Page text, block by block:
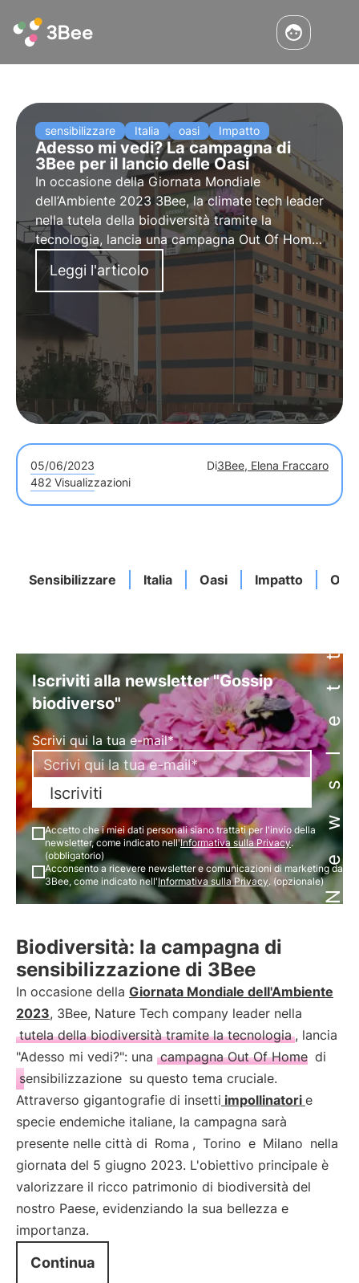
sensibilizzare Italia oasi Impatto
Adesso mi vedi? La campagna di
3Bee per il lancio delle Oasi
In occasione dellaGiornata Mondiale
dell’Ambiente 2023 3Bee, la climate tech leader
nella tutela della biodiversità tramite la
tecnologia, lancia unacampagna Out Of Home
di sensibilizzazioneunica e coinvolgente a
Roma, Torino e Milano.
Leggi l'articolo
05/06/2023 Di3Bee, Elena Fraccaro
482 Visualizzazioni
Sensibilizzare Italia Oasi Impatto Newsletter
Iscriviti alla newsletter "Gossip
biodiverso"
Scrivi qui la tua e-mail*
Iscriviti
Accetto che i miei dati personali siano trattati per l'invio della
newsletter, come indicato nell'Informativa sulla Privacy.
(obbligatorio)
Acconsento a ricevere newsletter e comunicazioni di marketing da
3Bee, come indicato nell'Informativa sulla Privacy. (opzionale)
Biodiversità: la campagna di
sensibilizzazione di 3Bee
In occasione della Giornata Mondiale dell'Ambiente
2023, 3Bee, Nature Tech company leader nella
tutela della biodiversità tramite la tecnologia , lancia
"Adesso mi vedi?": una campagna Out Of Home di
sensibilizzazione su questo tema cruciale.
Attraverso gigantografie di insetti impollinatori e
specie endemiche italiane, la campagna sarà
presente nelle città di Roma , Torino e Milano nella
giornata del 5 giugno 2023. L'obiettivo principale è
valorizzare il ricco patrimonio di biodiversità del
nostro Paese, evidenziando la sua bellezza e
importanza.
Continua